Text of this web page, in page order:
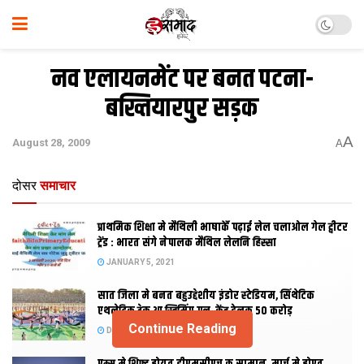
नव एलायनमेंट पर बनत पटना-
बख्तियारपुर सड़क
August 28, 2009 AA
दोसर समाचार
प्राथमिक शि‍क्षा मे मैथि‍ली भाषाकेँ पढ़ाई लेल चलाओल गेल ट्वीटर
ट्रेंड : भारत संगे नेपालक मैथिल लेलनि हिस्सा
JANUARY 5, 2021
सात जिला मे बनत बहुउद्देशीय इंडोर स्‍टेडि‍यम, सिंथेटिक
एथलेटिक ट्रेक आ स्विमिंग पुल, केंद्र देलक 50 करोड़
DECEMBER 26, 2020
Continue Reading